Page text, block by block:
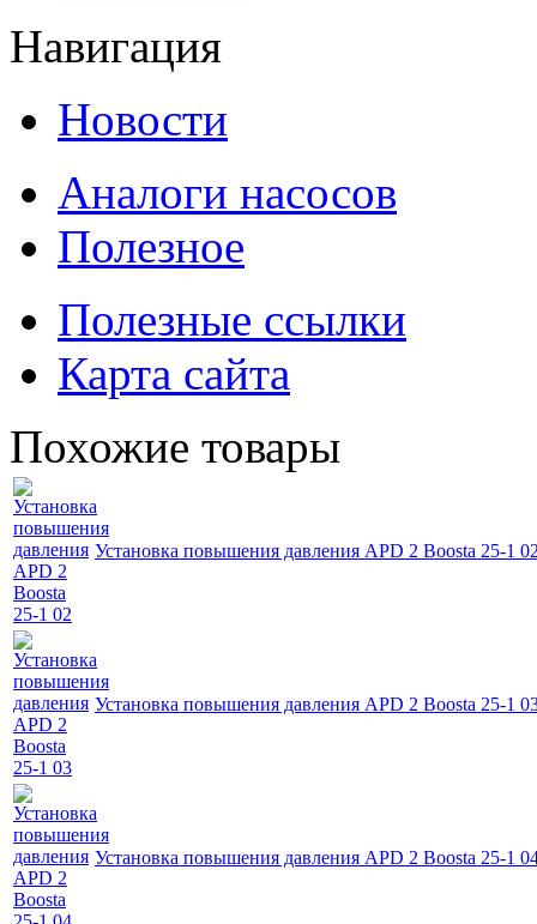
Навигация
Новости
Аналоги насосов
Полезное
Полезные ссылки
Карта сайта
Похожие товары
Установка повышения давления APD 2 Boosta 25-1
Установка повышения давления APD 2 Boosta 25-1
Установка повышения давления APD 2 Boosta 25-1